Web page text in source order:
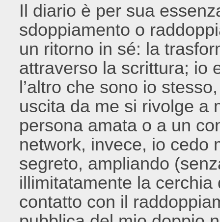
Il diario è per sua
sdoppiamento o
un ritorno in sé: la
attraverso la scrittura; io
l’altro che sono io
uscita da me si rivolge a
persona amata o a un
network, invece, io cedo
segreto, ampliando
illimitatamente la
contatto con il